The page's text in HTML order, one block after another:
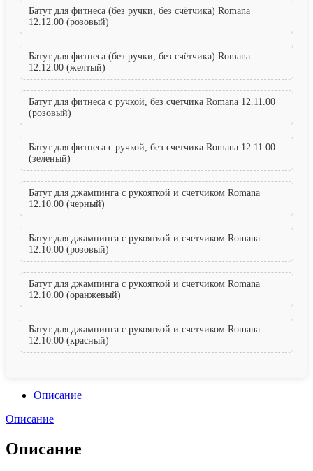
Батут для фитнеса (без ручки, без счётчика) Romana
12.12.00 (розовый)
Батут для фитнеса (без ручки, без счётчика) Romana
12.12.00 (желтый)
Батут для фитнеса с ручкой, без счетчика Romana 12.11.00
(розовый)
Батут для фитнеса с ручкой, без счетчика Romana 12.11.00
(зеленый)
Батут для джампинга с рукояткой и счетчиком Romana
12.10.00 (черный)
Батут для джампинга с рукояткой и счетчиком Romana
12.10.00 (розовый)
Батут для джампинга с рукояткой и счетчиком Romana
12.10.00 (оранжевый)
Батут для джампинга с рукояткой и счетчиком Romana
12.10.00 (красный)
Описание
Описание
Описание